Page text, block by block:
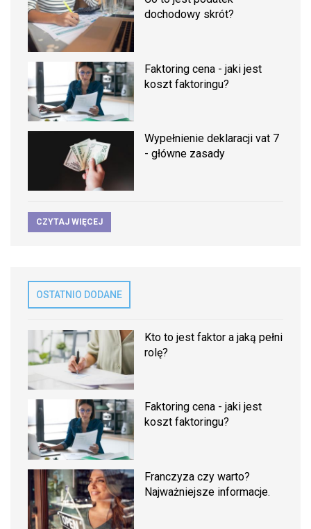
dochodowy skrót?
Faktoring cena - jaki jest
koszt faktoringu?
Wypełnienie deklaracji vat 7
- główne zasady
CZYTAJ WIĘCEJ
OSTATNIO DODANE
Kto to jest faktor a jaką pełni
rolę?
Faktoring cena - jaki jest
koszt faktoringu?
Franczyza czy warto?
Najważniejsze informacje.